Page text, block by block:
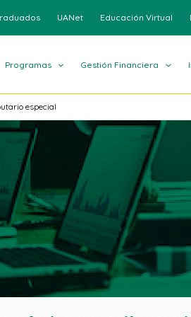
UANet Educación Virtual
Programas Gestión Financiera
especial